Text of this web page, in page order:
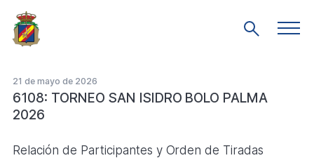
Saltar
al
contenido
Mostrar
21 de mayo de 2026
6108: TORNEO SAN ISIDRO BOLO PALMA
2026
Relación de Participantes y Orden de Tiradas